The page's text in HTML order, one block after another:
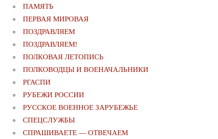
ПАМЯТЬ
ПЕРВАЯ МИРОВАЯ
ПОЗДРАВЛЯЕМ
ПОЗДРАВЛЯЕМ!
ПОЛКОВАЯ ЛЕТОПИСЬ
ПОЛКОВОДЦЫ И ВОЕНАЧАЛЬНИКИ
РГАСПИ
РУБЕЖИ РОССИИ
РУССКОЕ ВОЕННОЕ ЗАРУБЕЖЬЕ
СПЕЦСЛУЖБЫ
СПРАШИВАЕТЕ — ОТВЕЧАЕМ